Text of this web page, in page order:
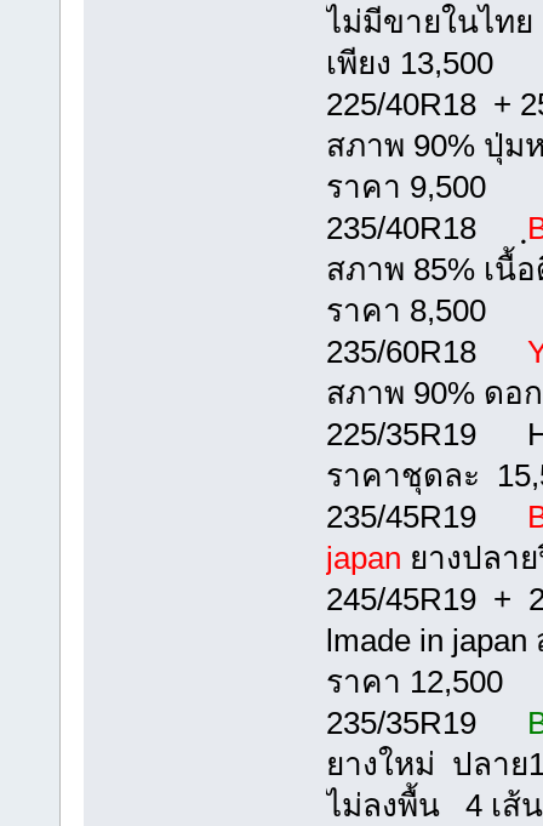
ไม่มีขายในไท
เพียง 13,500
225/40R18 +
สภาพ 90% ปุ่ม
ราคา 9,500
235/40R18 ฺ
สภาพ 85% เนื้
ราคา 8,500
235/60R18
สภาพ 90% ดอ
225/35R19
ราคาชุดละ
235/45R19
japan ยางปลา
245/45R19 +
lmade in
ราคา 12,500
235/35R19
ยางใหม่ ปลาย
ไม่ลงพื้น 4 เส้น